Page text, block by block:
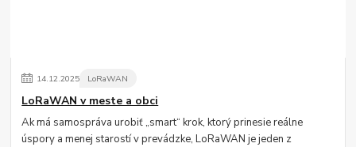
14.12.2025 LoRaWAN
LoRaWAN v meste a obci
Ak má samospráva urobiť „smart“ krok, ktorý prinesie reálne
úspory a menej starostí v prevádzke, LoRaWAN je jeden z